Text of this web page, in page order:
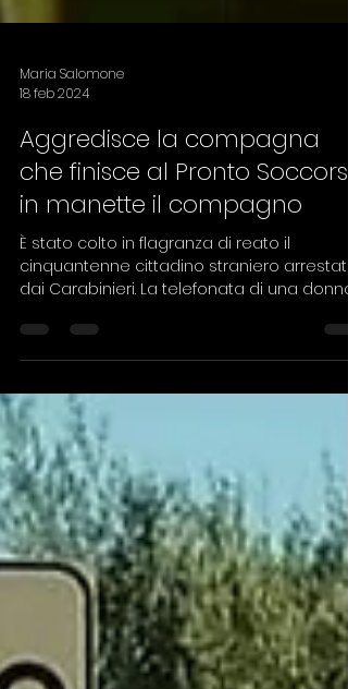
Maria Salomone
Aggredisce la compagna
che finisce al Pronto
in manette il compagno
È stato colto in flagranza di reato il
cinquantenne cittadino straniero arrestato
dai Carabinieri. La telefonata di una donna
segnala ai...